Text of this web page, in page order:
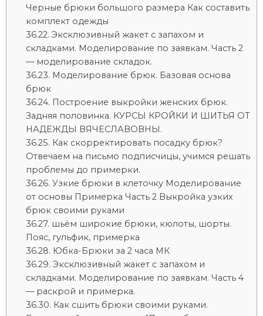
Черные брюки большого размера Как составить
комплект одежды
Эксклюзивный жакет с запахом и
складками. Моделирование по заявкам. Часть 2
— моделирование складок.
Моделирование брюк. Базовая основа
брюк
Построение выкройки женских брюк.
Задняя половинка. КУРСЫ КРОЙКИ И ШИТЬЯ ОТ
НАДЕЖДЫ ВЯЧЕСЛАВОВНЫ.
Как скорректировать посадку брюк?
Отвечаем на письмо подписчицы, учимся решать
проблемы до примерки.
Узкие брюки в клеточку Моделирование
от основы Примерка Часть 2 Выкройка узких
брюк своими руками
шьём широкие брюки, кюлоты, шорты.
Пояс, гульфик, примерка
Юбка-Брюки за 2 часа МК
Эксклюзивный жакет с запахом и
складками. Моделирование по заявкам. Часть 4
— раскрой и примерка.
Как сшить брюки своими руками.